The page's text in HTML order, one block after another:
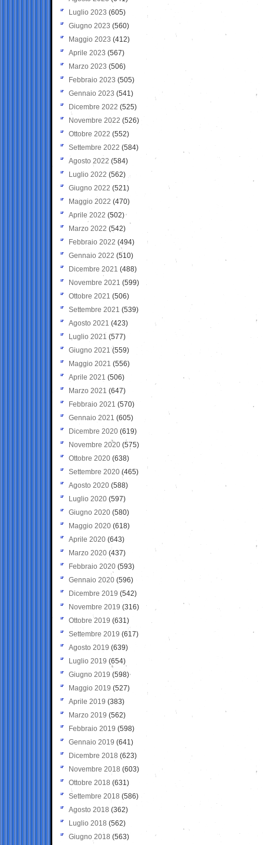
Luglio 2023 (605)
Giugno 2023 (560)
Maggio 2023 (412)
Aprile 2023 (567)
Marzo 2023 (506)
Febbraio 2023 (505)
Gennaio 2023 (541)
Dicembre 2022 (525)
Novembre 2022 (526)
Ottobre 2022 (552)
Settembre 2022 (584)
Agosto 2022 (584)
Luglio 2022 (562)
Giugno 2022 (521)
Maggio 2022 (470)
Aprile 2022 (502)
Marzo 2022 (542)
Febbraio 2022 (494)
Gennaio 2022 (510)
Dicembre 2021 (488)
Novembre 2021 (599)
Ottobre 2021 (506)
Settembre 2021 (539)
Agosto 2021 (423)
Luglio 2021 (577)
Giugno 2021(559)
Maggio 2021 (556)
Aprile 2021 (506)
Marzo 2021 (647)
Febbraio 2021 (570)
Gennaio 2021 (605)
Dicembre 2020 (619)
Novembre 2020 (575)
Ottobre 2020 (638)
Settembre 2020(465)
Agosto 2020 (588)
Luglio 2020 (597)
Giugno 2020 (580)
Maggio 2020 (618)
Aprile 2020 (643)
Marzo 2020 (437)
Febbraio 2020 (593)
Gennaio 2020 (596)
Dicembre 2019 (542)
Novembre 2019 (316)
Ottobre 2019 (631)
Settembre 2019 (617)
Agosto 2019 (639)
Luglio 2019 (654)
Giugno 2019 (598)
Maggio 2019 (527)
Aprile 2019 (383)
Marzo 2019 (562)
Febbraio 2019 (598)
Gennaio 2019 (641)
Dicembre 2018 (623)
Novembre 2018 (603)
Ottobre 2018 (631)
Settembre 2018 (586)
Agosto 2018 (362)
Luglio 2018 (562)
Giugno 2018 (563)